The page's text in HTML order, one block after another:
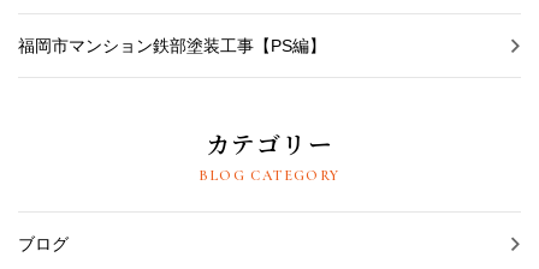
福岡市マンション鉄部塗装工事【PS編】
カテゴリー
BLOG CATEGORY
ブログ